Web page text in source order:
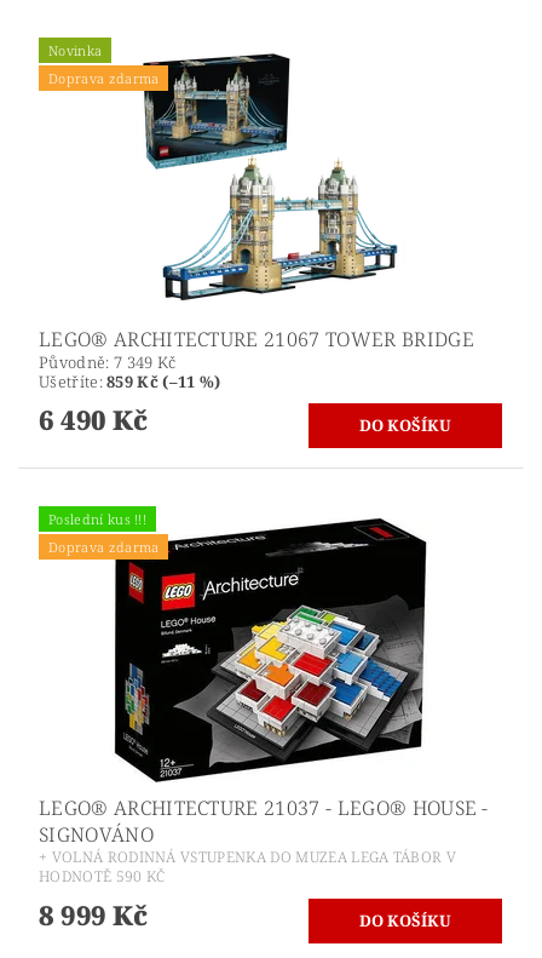
Novinka
Doprava zdarma
LEGO® ARCHITECTURE 21067 TOWER BRIDGE
Původně: 7 349 Kč
Ušetříte:859 Kč (–11 %)
6 490 Kč
Poslední kus !!!
Doprava zdarma
LEGO® ARCHITECTURE 21037 - LEGO® HOUSE -
SIGNOVÁNO
+ VOLNÁ RODINNÁ VSTUPENKA DO MUZEA LEGA TÁBOR V
HODNOTĚ 590 KČ
8 999 Kč